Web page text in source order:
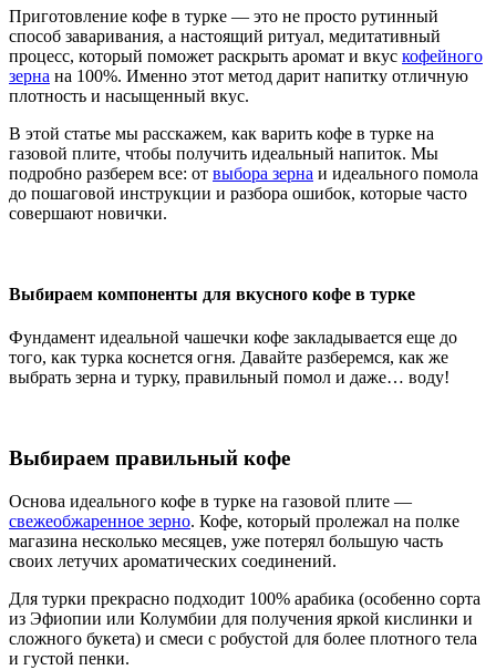
Приготовление кофе в турке — это не просто рутинный
способ заваривания, а настоящий ритуал, медитативный
процесс, который поможет раскрыть аромат и вкус кофейного
зерна на 100%. Именно этот метод дарит напитку отличную
плотность и насыщенный вкус.
В этой статье мы расскажем, как варить кофе в турке на
газовой плите, чтобы получить идеальный напиток. Мы
подробно разберем все: от выбора зерна и идеального помола
до пошаговой инструкции и разбора ошибок, которые часто
совершают новички.
Выбираем компоненты для вкусного кофе в турке
Фундамент идеальной чашечки кофе закладывается еще до
того, как турка коснется огня. Давайте разберемся, как же
выбрать зерна и турку, правильный помол и даже… воду!
Выбираем правильный кофе
Основа идеального кофе в турке на газовой плите —
свежеобжаренное зерно. Кофе, который пролежал на полке
магазина несколько месяцев, уже потерял большую часть
своих летучих ароматических соединений.
Для турки прекрасно подходит 100% арабика (особенно сорта
из Эфиопии или Колумбии для получения яркой кислинки и
сложного букета) и смеси с робустой для более плотного тела
и густой пенки.